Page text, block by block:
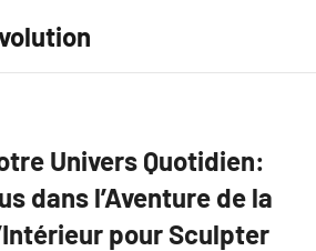
Univers Quotidien:
dans l’Aventure de la
pour Sculpter